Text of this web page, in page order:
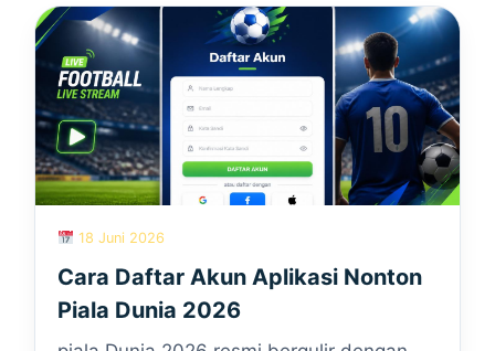
18 Juni 2026
Cara Daftar Akun Aplikasi Nonton
Piala Dunia 2026